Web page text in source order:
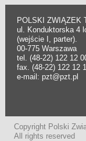
POLSKI ZWIĄZEK
ul. Konduktorska 4
(wejście I, parter).
00-775 Warszawa
tel. (48-22) 122 12
fax. (48-22) 122 12
e-mail: pzt@pzt.pl
Copyright Polski
All rights reserved